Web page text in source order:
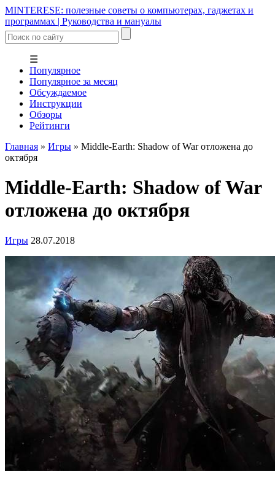
MINTERESE: полезные советы о компьютерах, гаджетах и
программах | Руководства и мануалы
☰
Популярное
Популярное за месяц
Обсуждаемое
Инструкции
Обзоры
Рейтинги
Главная » Игры » Middle-Earth: Shadow of War отложена до
октября
Middle-Earth: Shadow of War
отложена до октября
Игры 28.07.2018